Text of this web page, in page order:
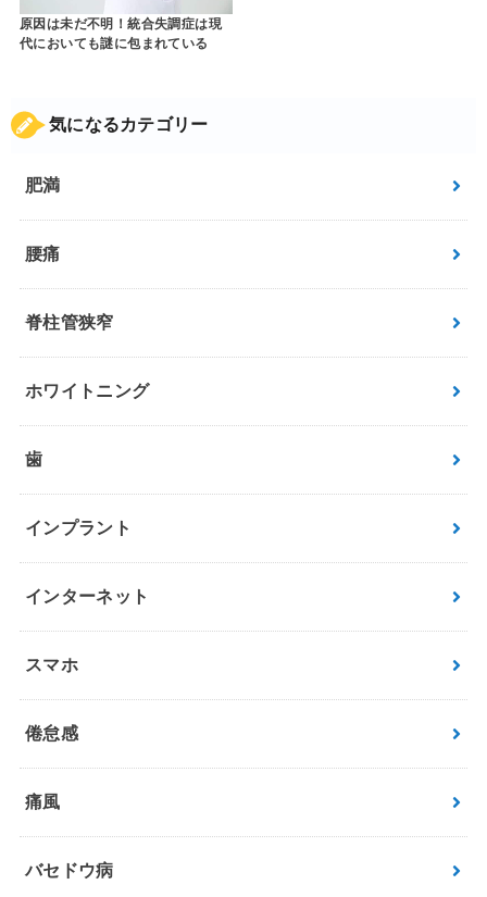
原因は未だ不明！統合失調症は現
代においても謎に包まれている
気になるカテゴリー
肥満
腰痛
脊柱管狭窄
ホワイトニング
歯
インプラント
インターネット
スマホ
倦怠感
痛風
バセドウ病